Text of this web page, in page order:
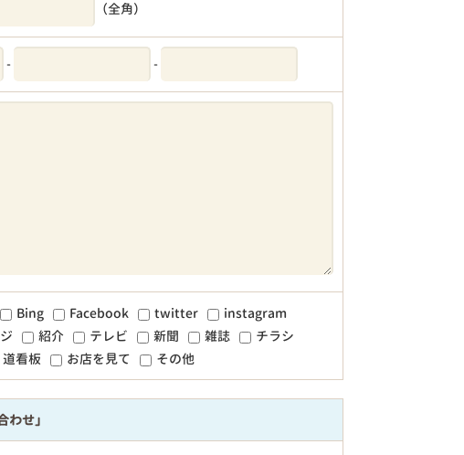
（全角）
- -
Bing Facebook twitter
instagram
紹介 テレビ 新聞 雑誌
チラシ
道看板 お店を見て その他
わせ」